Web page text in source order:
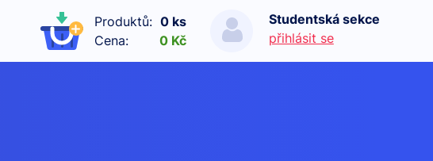
Produktů: 0 ks
Cena:
0 Kč
Studentská sekce
přihlásit se